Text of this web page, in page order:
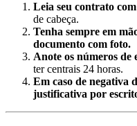
Leia seu contrato
de cabeça.
Tenha sempre em
documento com foto.
Anote os números de
ter centrais 24 horas.
Em caso de negativa
justificativa por